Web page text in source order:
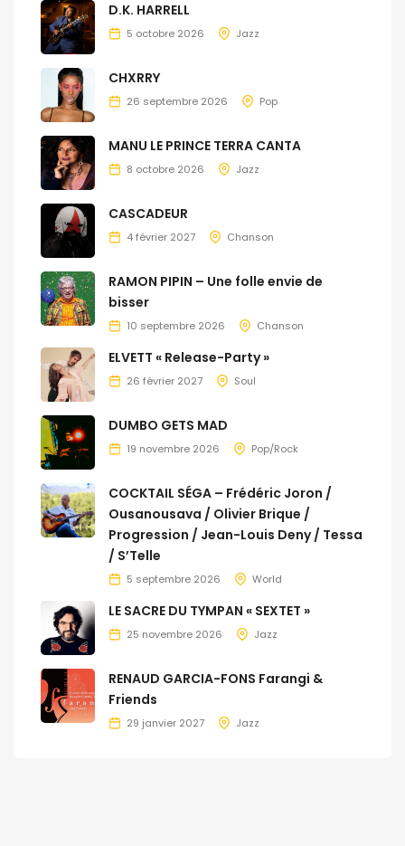
D.K. HARRELL
5 octobre 2026 Jazz
CHXRRY
26 septembre 2026 Pop
MANU LE PRINCE TERRA CANTA
8 octobre 2026 Jazz
CASCADEUR
4 février 2027 Chanson
RAMON PIPIN – Une folle envie de
bisser
10 septembre 2026 Chanson
ELVETT « Release-Party »
26 février 2027 Soul
DUMBO GETS MAD
19 novembre 2026 Pop/Rock
COCKTAIL SÉGA – Frédéric Joron /
Ousanousava / Olivier Brique /
Progression / Jean-Louis Deny / Tessa
/ S’Telle
5 septembre 2026 World
LE SACRE DU TYMPAN « SEXTET »
25 novembre 2026 Jazz
RENAUD GARCIA-FONS Farangi &
Friends
29 janvier 2027 Jazz